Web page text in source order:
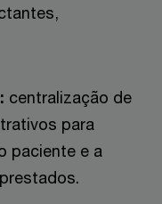
centralização de
para
paciente e a